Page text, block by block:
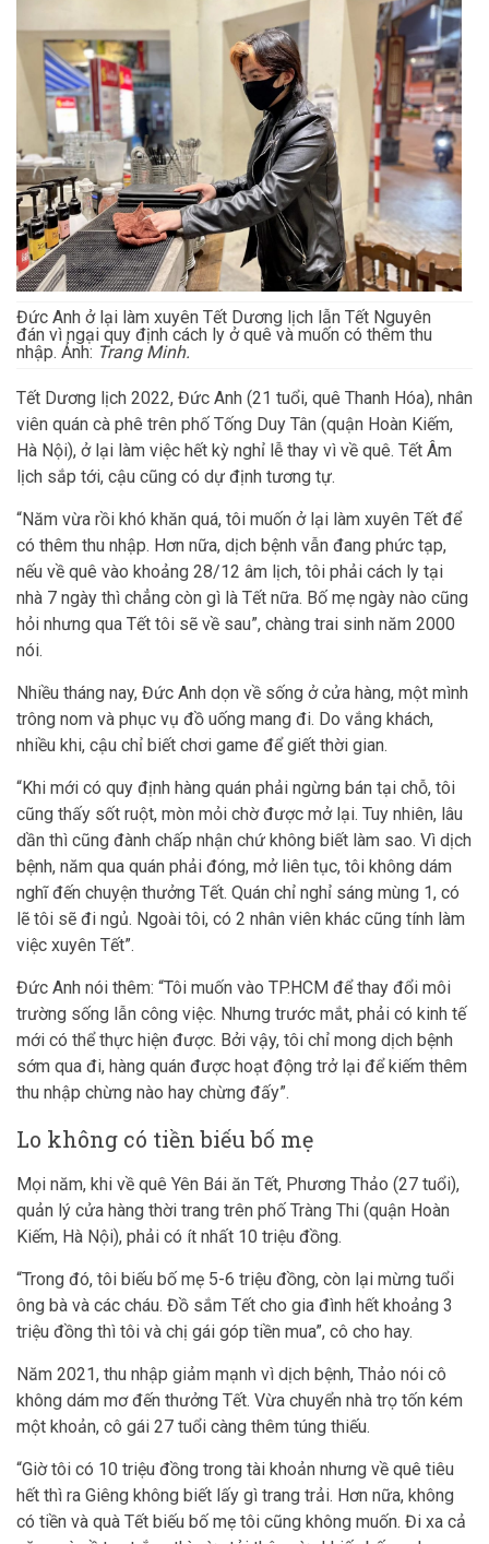
Đức Anh ở lại làm xuyên Tết Dương lịch lẫn Tết Nguyên
đán vì ngại quy định cách ly ở quê và muốn có thêm thu
nhập. Ảnh: Trang Minh.
Tết Dương lịch 2022, Đức Anh (21 tuổi, quê Thanh Hóa), nhân
viên quán cà phê trên phố Tống Duy Tân (quận Hoàn Kiếm,
Hà Nội), ở lại làm việc hết kỳ nghỉ lễ thay vì về quê. Tết Âm
lịch sắp tới, cậu cũng có dự định tương tự.
“Năm vừa rồi khó khăn quá, tôi muốn ở lại làm xuyên Tết để
có thêm thu nhập. Hơn nữa, dịch bệnh vẫn đang phức tạp,
nếu về quê vào khoảng 28/12 âm lịch, tôi phải cách ly tại
nhà 7 ngày thì chẳng còn gì là Tết nữa. Bố mẹ ngày nào cũng
hỏi nhưng qua Tết tôi sẽ về sau”, chàng trai sinh năm 2000
nói.
Nhiều tháng nay, Đức Anh dọn về sống ở cửa hàng, một mình
trông nom và phục vụ đồ uống mang đi. Do vắng khách,
nhiều khi, cậu chỉ biết chơi game để giết thời gian.
“Khi mới có quy định hàng quán phải ngừng bán tại chỗ, tôi
cũng thấy sốt ruột, mòn mỏi chờ được mở lại. Tuy nhiên, lâu
dần thì cũng đành chấp nhận chứ không biết làm sao. Vì dịch
bệnh, năm qua quán phải đóng, mở liên tục, tôi không dám
nghĩ đến chuyện thưởng Tết. Quán chỉ nghỉ sáng mùng 1, có
lẽ tôi sẽ đi ngủ. Ngoài tôi, có 2 nhân viên khác cũng tính làm
việc xuyên Tết”.
Đức Anh nói thêm: “Tôi muốn vào TP.HCM để thay đổi môi
trường sống lẫn công việc. Nhưng trước mắt, phải có kinh tế
mới có thể thực hiện được. Bởi vậy, tôi chỉ mong dịch bệnh
sớm qua đi, hàng quán được hoạt động trở lại để kiếm thêm
thu nhập chừng nào hay chừng đấy”.
Lo không có tiền biếu bố mẹ
Mọi năm, khi về quê Yên Bái ăn Tết, Phương Thảo (27 tuổi),
quản lý cửa hàng thời trang trên phố Tràng Thi (quận Hoàn
Kiếm, Hà Nội), phải có ít nhất 10 triệu đồng.
“Trong đó, tôi biếu bố mẹ 5-6 triệu đồng, còn lại mừng tuổi
ông bà và các cháu. Đồ sắm Tết cho gia đình hết khoảng 3
triệu đồng thì tôi và chị gái góp tiền mua”, cô cho hay.
Năm 2021, thu nhập giảm mạnh vì dịch bệnh, Thảo nói cô
không dám mơ đến thưởng Tết. Vừa chuyển nhà trọ tốn kém
một khoản, cô gái 27 tuổi càng thêm túng thiếu.
“Giờ tôi có 10 triệu đồng trong tài khoản nhưng về quê tiêu
hết thì ra Giêng không biết lấy gì trang trải. Hơn nữa, không
có tiền và quà Tết biếu bố mẹ tôi cũng không muốn. Đi xa cả